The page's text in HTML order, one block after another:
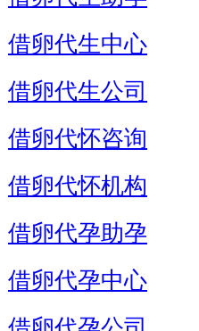
借卵代生中心
借卵代生公司
借卵代怀咨询
借卵代怀机构
借卵代孕助孕
借卵代孕中心